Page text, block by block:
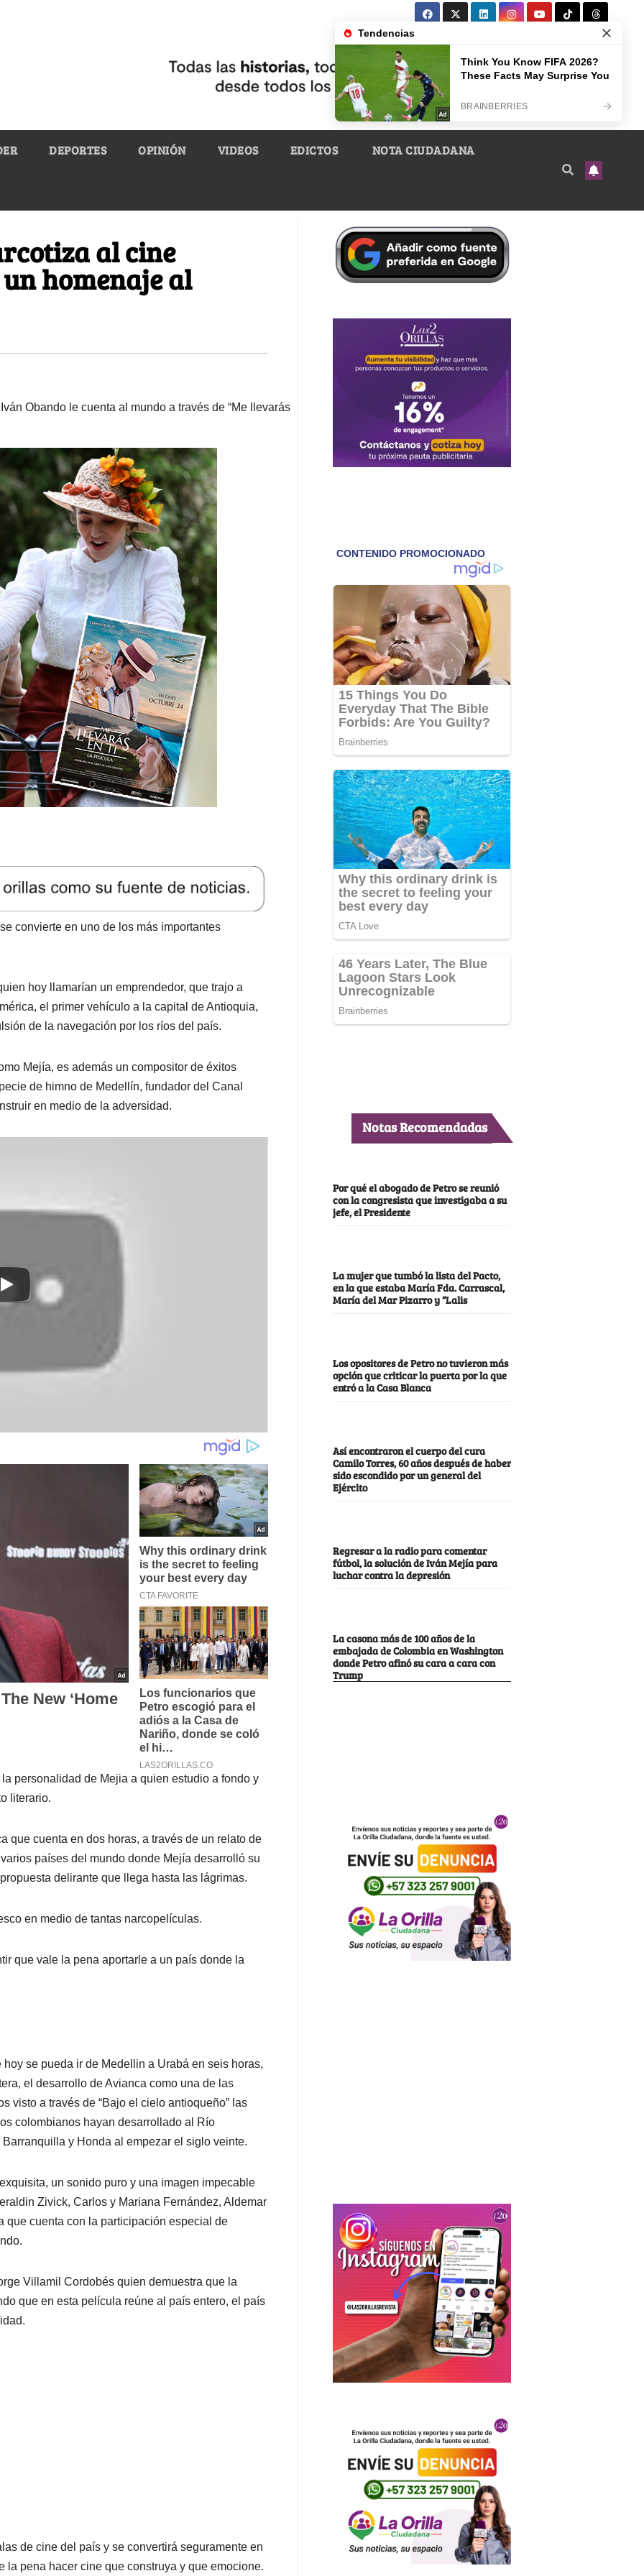
DEPORTES OPINIÓN VIDEOS EDICTOS NOTA CIUDADANA
al cine
homenaje al
Obando le cuenta al mundo a través de “Me llevarás
convierte en uno de los más importantes
hoy llamarían un emprendedor, que trajo a
el primer vehículo a la capital de Antioquia,
de la navegación por los ríos del país.
Mejía, es además un compositor de éxitos
de himno de Medellín, fundador del Canal
en medio de la adversidad.
la personalidad de Mejia a quien estudio a fondo y
literario.
que cuenta en dos horas, a través de un relato de
países del mundo donde Mejía desarrolló su
delirante que llega hasta las lágrimas.
en medio de tantas narcopelículas.
que vale la pena aportarle a un país donde la
se pueda ir de Medellin a Urabá en seis horas,
el desarrollo de Avianca como una de las
visto a través de “Bajo el cielo antioqueño” las
colombianos hayan desarrollado al Río
y Honda al empezar el siglo veinte.
un sonido puro y una imagen impecable
Zivick, Carlos y Mariana Fernández, Aldemar
que cuenta con la participación especial de
Villamil Cordobés quien demuestra que la
que en esta película reúne al país entero, el país
de cine del país y se convertirá seguramente en
pena hacer cine que construya y que emocione.
Notas Recomendadas
Por qué el abogado de Petro se reunió
con la congresista que investigaba a su
jefe, el Presidente
La mujer que tumbó la lista del Pacto,
en la que estaba María Fda. Carrascal,
María del Mar Pizarro y “Lalis
Los opositores de Petro no tuvieron más
opción que criticar la puerta por la que
entró a la Casa Blanca
Así encontraron el cuerpo del cura
Camilo Torres, 60 años después de haber
sido escondido por un general del
Ejército
Regresar a la radio para comentar
fútbol, la solución de Iván Mejía para
luchar contra la depresión
La casona más de 100 años de la
embajada de Colombia en Washington
donde Petro afinó su cara a cara con
Trump